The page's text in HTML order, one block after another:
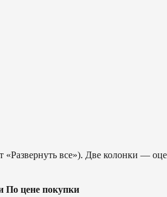
«Развернуть все»). Две колонки —
По цене покупки